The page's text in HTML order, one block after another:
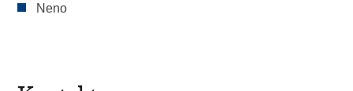
Neno